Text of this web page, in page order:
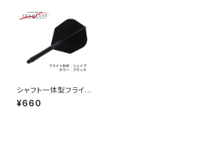
シャフト一体型フライ
ト シームレス シェイ
プ カラー：ブラック
¥660